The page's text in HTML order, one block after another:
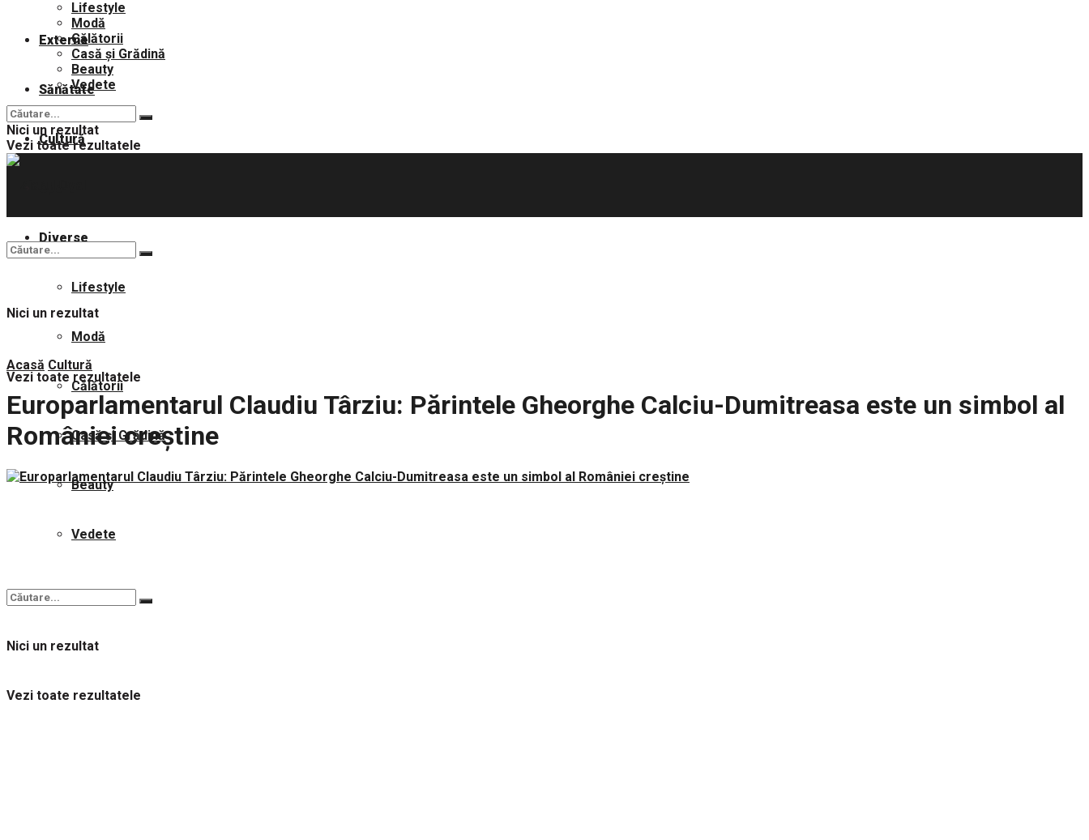
Externe
Sănătate
Cultură
Diverse
Lifestyle
Modă
Călătorii
Casă și Grădină
Beauty
Vedete
Nici un rezultat
Vezi toate rezultatele
Lifestyle
Modă
Călătorii
Casă și Grădină
Beauty
Vedete
Nici un rezultat
Vezi toate rezultatele
Nici un rezultat
Vezi toate rezultatele
Acasă Cultură
Europarlamentarul Claudiu Târziu: Părintele Gheorghe Calciu-Dumitreasa este un simbol al
României creștine